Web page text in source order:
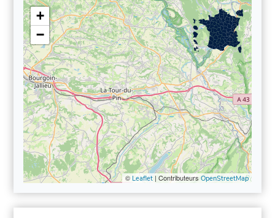
+
−
© Leaflet| Contributeurs OpenStreetMap